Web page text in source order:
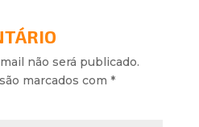
não será publicado.
marcados com *